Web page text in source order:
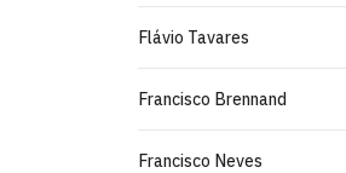
Flávio Tavares
Francisco Brennand
Francisco Neves